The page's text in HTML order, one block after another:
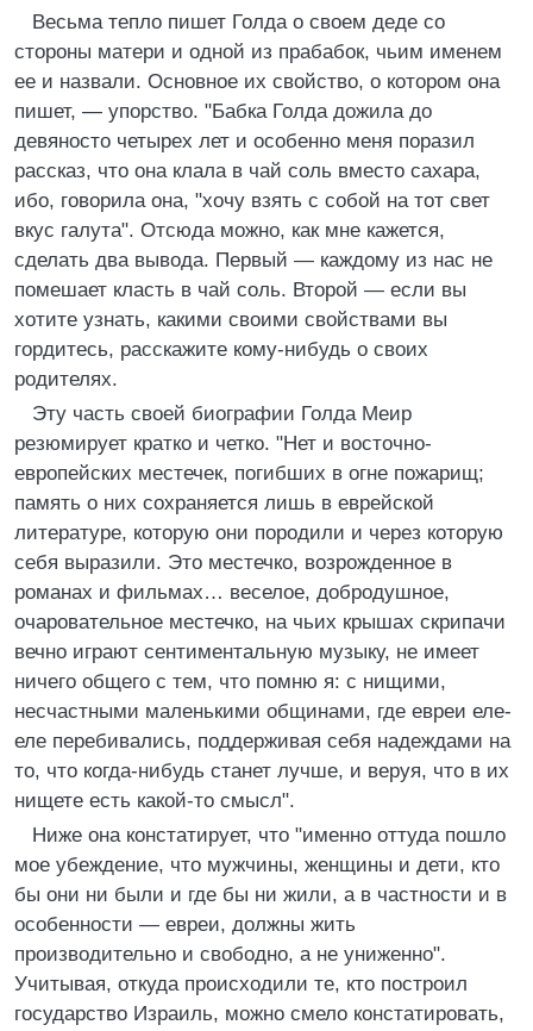
Весьма тепло пишет Голда о своем деде со
стороны матери и одной из прабабок, чьим именем
ее и назвали. Основное их свойство, о котором она
пишет, — упорство. "Бабка Голда дожила до
девяносто четырех лет и особенно меня поразил
рассказ, что она клала в чай соль вместо сахара,
ибо, говорила она, "хочу взять с собой на тот свет
вкус галута". Отсюда можно, как мне кажется,
сделать два вывода. Первый — каждому из нас не
помешает класть в чай соль. Второй — если вы
хотите узнать, какими своими свойствами вы
гордитесь, расскажите кому-нибудь о своих
родителях.
Эту часть своей биографии Голда Меир
резюмирует кратко и четко. "Нет и восточно-
европейских местечек, погибших в огне пожарищ;
память о них сохраняется лишь в еврейской
литературе, которую они породили и через которую
себя выразили. Это местечко, возрожденное в
романах и фильмах… веселое, добродушное,
очаровательное местечко, на чьих крышах скрипачи
вечно играют сентиментальную музыку, не имеет
ничего общего с тем, что помню я: с нищими,
несчастными маленькими общинами, где евреи еле-
еле перебивались, поддерживая себя надеждами на
то, что когда-нибудь станет лучше, и веруя, что в их
нищете есть какой-то смысл".
Ниже она констатирует, что "именно оттуда пошло
мое убеждение, что мужчины, женщины и дети, кто
бы они ни были и где бы ни жили, а в частности и в
особенности — евреи, должны жить
производительно и свободно, а не униженно".
Учитывая, откуда происходили те, кто построил
государство Израиль, можно смело констатировать,